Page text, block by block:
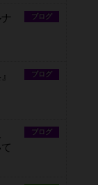
ブログ
ブログ
ブログ